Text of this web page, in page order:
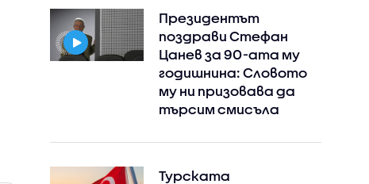
Президентът
поздрави Стефан
Цанев за 90-ата му
годишнина: Словото
му ни призовава да
търсим смисъла
Турската